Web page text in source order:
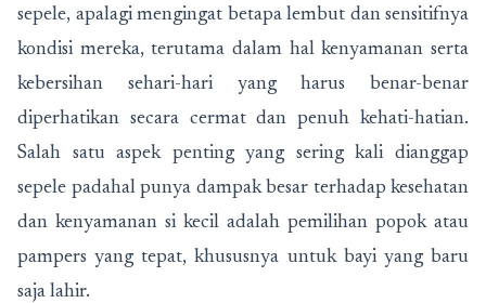
sepele, apalagi mengingat betapa lembut dan sensitifnya
kondisi mereka, terutama dalam hal kenyamanan serta
kebersihan sehari-hari yang harus benar-benar
diperhatikan secara cermat dan penuh kehati-hatian.
Salah satu aspek penting yang sering kali dianggap
sepele padahal punya dampak besar terhadap kesehatan
dan kenyamanan si kecil adalah pemilihan popok atau
pampers yang tepat, khususnya untuk bayi yang baru
saja lahir.